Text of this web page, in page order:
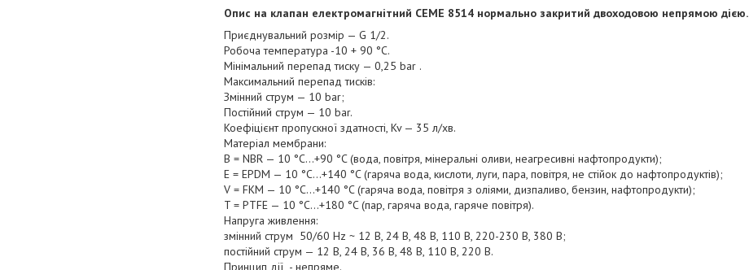
Опис на клапан електромагнітний CЕМE 8514 нормально закритий двоходовою непрямою дією.
Приєднувальний розмір — G 1/2.
Робоча температура -10 + 90 °C.
Мінімальний перепад тиску — 0,25 bar .
Максимальний перепад тисків:
Змінний струм — 10 bar;
Постійний струм — 10 bar.
Коефіцієнт пропускної здатності, Kv — 35 л/хв.
Матеріал мембрани:
В = NBR — 10 °C...+90 °C (вода, повітря, мінеральні оливи, неагресивні нафтопродукти);
Е = EPDM — 10 °C...+140 °C (гаряча вода, кислоти, луги, пара, повітря, не стійок до нафтопродуктів);
V = FKM — 10 °C...+140 °C (гаряча вода, повітря з оліями, дизпаливо, бензин, нафтопродукти);
T = PTFE — 10 °C...+180 °C (пар, гаряча вода, гаряче повітря).
Напруга живлення:
змінний струм 50/60 Hz ~ 12 В, 24 В, 48 В, 110 В, 220-230 В, 380 В;
постійний струм — 12 В, 24 В, 36 В, 48 В, 110 В, 220 В.
Принцип дії - непряме.